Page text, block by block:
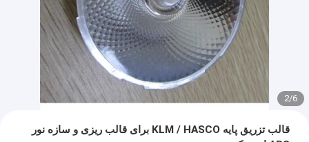
2/6
قالب تزریق پایه KLM / HASCO برای قالب ریزی و سازه نور